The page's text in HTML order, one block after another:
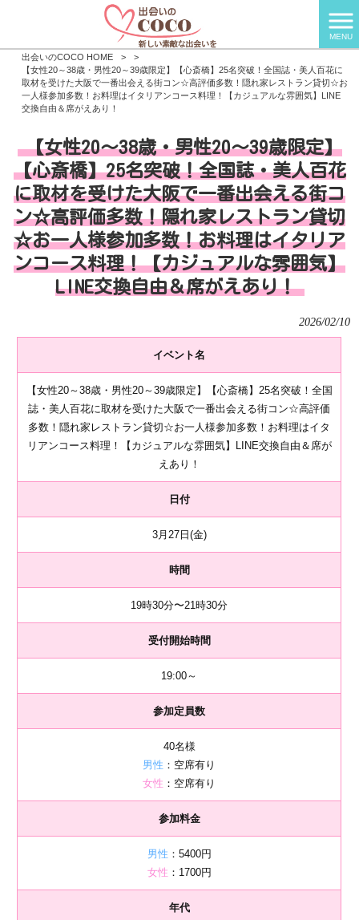
MENU
出会いのCOCO HOME >
>
【女性20～38歳・男性20～39歳限定】【心斎橋】25名突破！全国誌・美人百花に
取材を受けた大阪で一番出会える街コン☆高評価多数！隠れ家レストラン貸切☆お
一人様参加多数！お料理はイタリアンコース料理！【カジュアルな雰囲気】LINE
交換自由＆席がえあり！
【女性20～38歳・男性20～39歳限定】
【心斎橋】25名突破！全国誌・美人百花
に取材を受けた大阪で一番出会える街コ
ン☆高評価多数！隠れ家レストラン貸切
☆お一人様参加多数！お料理はイタリア
ンコース料理！【カジュアルな雰囲気】
LINE交換自由＆席がえあり！
2026/02/10
イベント名
【女性20～38歳・男性20～39歳限定】【心斎橋】25名突破！全国
誌・美人百花に取材を受けた大阪で一番出会える街コン☆高評価
多数！隠れ家レストラン貸切☆お一人様参加多数！お料理はイタ
リアンコース料理！【カジュアルな雰囲気】LINE交換自由＆席が
えあり！
日付
3月27日(金)
時間
19時30分〜21時30分
受付開始時間
19:00～
参加定員数
40名様
男性 ：空席有り
女性 ：空席有り
参加料金
男性 ：5400円
女性 ：1700円
年代